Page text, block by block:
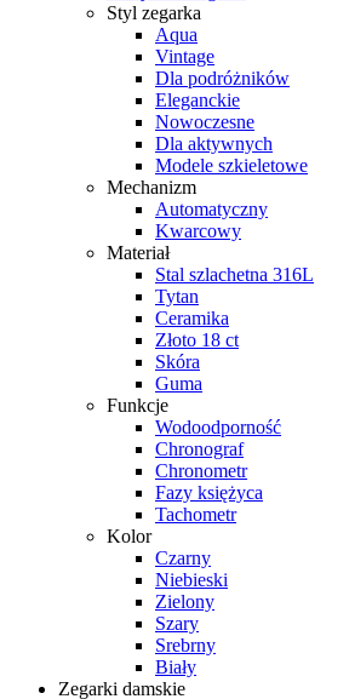
Styl zegarka
Aqua
Vintage
Dla podróżników
Eleganckie
Nowoczesne
Dla aktywnych
Modele szkieletowe
Mechanizm
Automatyczny
Kwarcowy
Materiał
Stal szlachetna 316L
Tytan
Ceramika
Złoto 18 ct
Skóra
Guma
Funkcje
Wodoodporność
Chronograf
Chronometr
Fazy księżyca
Tachometr
Kolor
Czarny
Niebieski
Zielony
Szary
Srebrny
Biały
Zegarki damskie